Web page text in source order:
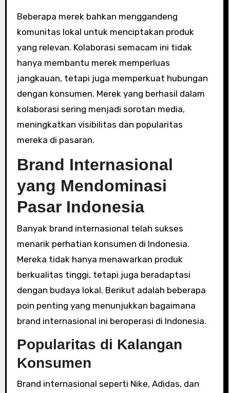
Beberapa merek bahkan menggandeng
komunitas lokal untuk menciptakan produk
yang relevan. Kolaborasi semacam ini tidak
hanya membantu merek memperluas
jangkauan, tetapi juga memperkuat hubungan
dengan konsumen. Merek yang berhasil dalam
kolaborasi sering menjadi sorotan media,
meningkatkan visibilitas dan popularitas
mereka di pasaran.
Brand Internasional
yang Mendominasi
Pasar Indonesia
Banyak brand internasional telah sukses
menarik perhatian konsumen di Indonesia.
Mereka tidak hanya menawarkan produk
berkualitas tinggi, tetapi juga beradaptasi
dengan budaya lokal. Berikut adalah beberapa
poin penting yang menunjukkan bagaimana
brand internasional ini beroperasi di Indonesia.
Popularitas di Kalangan
Konsumen
Brand internasional seperti Nike, Adidas, dan